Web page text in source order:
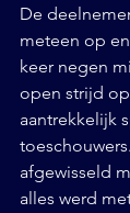
De
meteen op
keer negen
open strijd
aantrekkelijk
afgewisseld
alles werd